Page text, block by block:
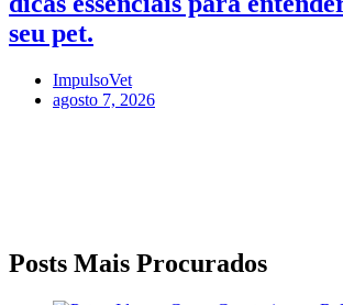
seu pet.
ImpulsoVet
agosto 7, 2026
Posts Mais Procurados